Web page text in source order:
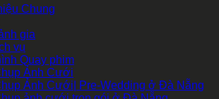
Chung
gia
vụ
Quay phim
Ảnh Cưới
Ảnh Cưới| Pre-Wedding ở Đà Nẵng